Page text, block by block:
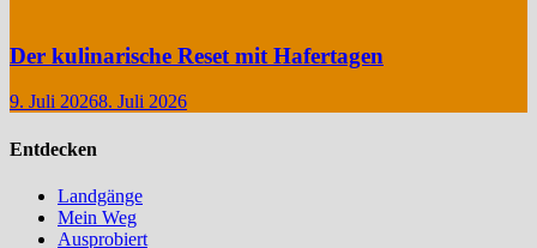
Der kulinarische Reset mit Hafertagen
9. Juli 20268. Juli 2026
Entdecken
Landgänge
Mein Weg
Ausprobiert